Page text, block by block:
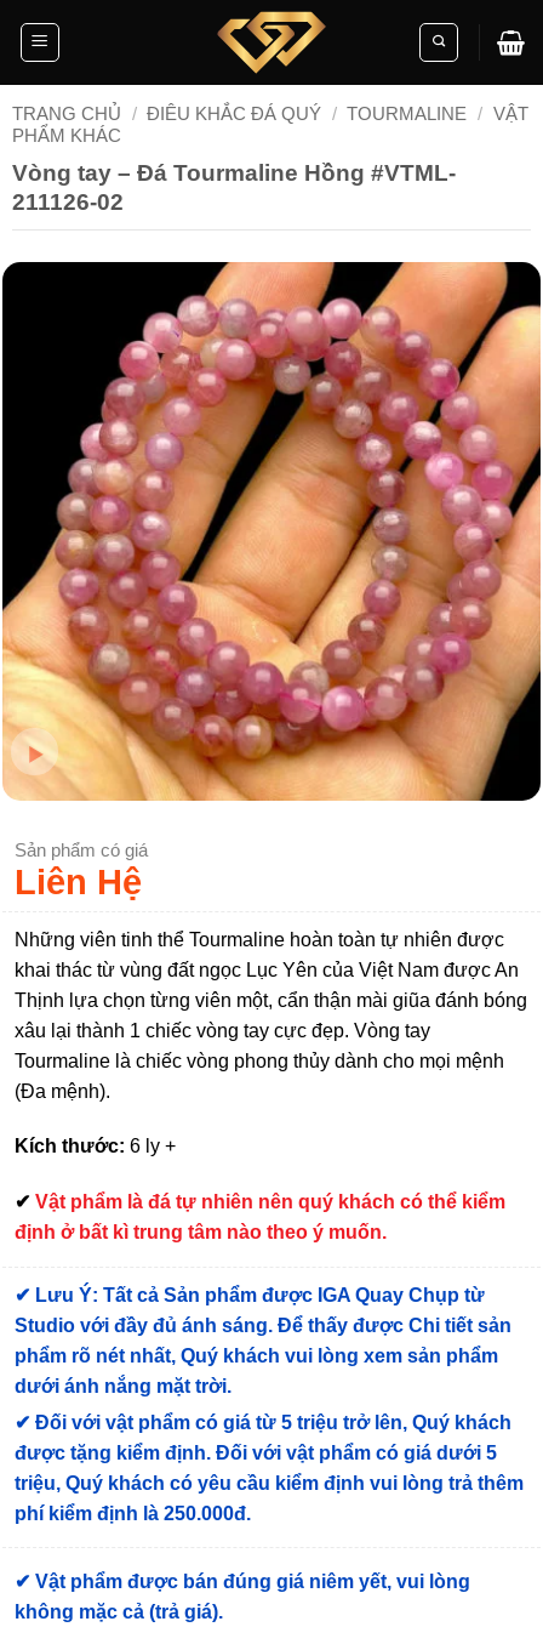
TRANG CHỦ / ĐIÊU KHẮC ĐÁ QUÝ / TOURMALINE / VẬT
PHẨM KHÁC
Vòng tay – Đá Tourmaline Hồng #VTML-
211126-02
Sản phẩm có giá
Liên Hệ
Những viên tinh thể Tourmaline hoàn toàn tự nhiên được
khai thác từ vùng đất ngọc Lục Yên của Việt Nam được An
Thịnh lựa chọn từng viên một, cẩn thận mài giũa đánh bóng
xâu lại thành 1 chiếc vòng tay cực đẹp. Vòng tay
Tourmaline là chiếc vòng phong thủy dành cho mọi mệnh
(Đa mệnh).
Kích thước: 6 ly +
✔ Vật phẩm là đá tự nhiên nên quý khách có thể kiểm
định ở bất kì trung tâm nào theo ý muốn.
✔ Lưu Ý: Tất cả Sản phẩm được IGA Quay Chụp từ
Studio với đầy đủ ánh sáng. Để thấy được Chi tiết sản
phẩm rõ nét nhất, Quý khách vui lòng xem sản phẩm
dưới ánh nắng mặt trời.
✔ Đối với vật phẩm có giá từ 5 triệu trở lên, Quý khách
được tặng kiểm định. Đối với vật phẩm có giá dưới 5
triệu, Quý khách có yêu cầu kiểm định vui lòng trả thêm
phí kiểm định là 250.000đ.
✔ Vật phẩm được bán đúng giá niêm yết, vui lòng
không mặc cả (trả giá).